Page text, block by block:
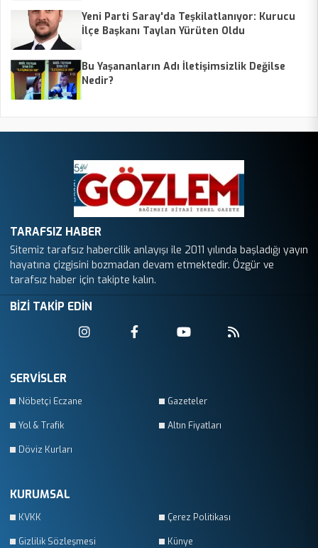
Yeni Parti Saray'da Teşkilatlanıyor: Kurucu
İlçe Başkanı Taylan Yürüten Oldu
Bu Yaşananların Adı İletişimsizlik Değilse
Nedir?
TARAFSIZ HABER
Sitemiz tarafsız habercilik anlayışı ile 2011 yılında başladığı yayın
hayatına çizgisini bozmadan devam etmektedir. Özgür ve
tarafsız haber için takipte kalın.
BİZİ TAKİP EDİN
SERVİSLER
Nöbetçi Eczane Gazeteler
Yol & Trafik Altın Fiyatları
Döviz Kurları
KURUMSAL
KVKK Çerez Politikası
Gizlilik Sözleşmesi Künye